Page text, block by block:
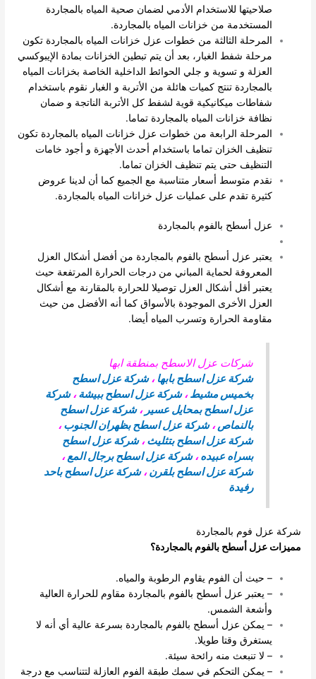
صلاحيتها للاستخدام الأدمي لضمان صحية المياه بالمجاردة
المستخدمة من خزانات المياه بالمجاردة.
المرحلة الثالثة من خطوات عزل خزانات المياه بالمجاردة تكون
مرحلة شفط الغبار، بعد أن يتم تبطين الخزانات بمادة الإيبوكسي
العزلة و تسوية و جلي الحوائط الداخلية الخاصة بخزانات المياه
بالمجاردة تنتج كميات هائلة من الأتربة و الغبار نقوم باستخدام
شفاطات ميكانيكية قوية لشفط كل الأتربة الناتجة و ضمان
نظافة خزانات المياه بالمجاردة تماما.
المرحلة الرابعة من خطوات عزل خزانات المياه بالمجاردة تكون
تنظيف الخزان تماما باستخدام أحدث الأجهزة و أجود خامات
التنظيف حتى يتم تنظيف الخزان تماما.
نقدم متوسط أسعار متناسبة مع الجميع كما أن لدينا عروض
كثيرة تقدم على عمليات عزل خزانات المياه بالمجاردة.
عزل أسطح بالفوم بالمجاردة
يعتبر عزل أسطح بالفوم بالمجاردة من أفضل أشكال العزل
المعروفة لحماية المباني من درجات الحرارة المرتفعة حيث
يعتبر أقل أشكال العزل توصيلا للحرارة بالمقارنة مع أشكال
العزل الأخرى الموجودة بالأسواق كما أنه الأفضل من حيث
مقاومة الحرارة وتسرب المياه أيضا.
شركات عزل الاسطح بمنطقة ابها
شركة عزل اسطح بابها ،شركة عزل اسطح
بخميس مشيط،شركة عزل اسطح ببيشة،شركة
عزل اسطح بمحايل عسير ،شركة عزل اسطح
بالنماص،شركة عزل اسطح بظهران الجنوب،
شركة عزل اسطح بتثليث،شركة عزل اسطح
بسراه عبيده،شركة عزل اسطح برجال المع،
شركة عزل اسطح بلقرن،شركة عزل اسطح باحد
رفيدة
شركة عزل فوم بالمجاردة
مميزات عزل أسطح بالفوم بالمجاردة؟
– حيث أن الفوم يقاوم الرطوبة والمياه.
– يعتبر عزل أسطح بالفوم بالمجاردة مقاوم للحرارة العالية
وأشعة الشمس.
– يمكن عزل أسطح بالفوم بالمجاردة بسرعة عالية أي أنه لا
يستغرق وقتا طويلا.
– لا تنبعث منه رائحة سيئة.
– يمكن التحكم في سمك طبقة الفوم العازلة لتتناسب مع درجة